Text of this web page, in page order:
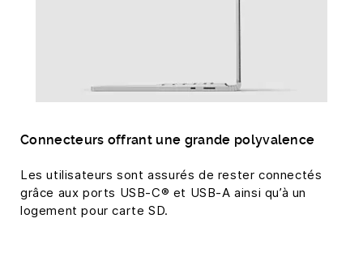
Connecteurs offrant une grande polyvalence
Les utilisateurs sont assurés de rester connectés
grâce aux ports USB-C® et USB-A ainsi qu’à un
logement pour carte SD.